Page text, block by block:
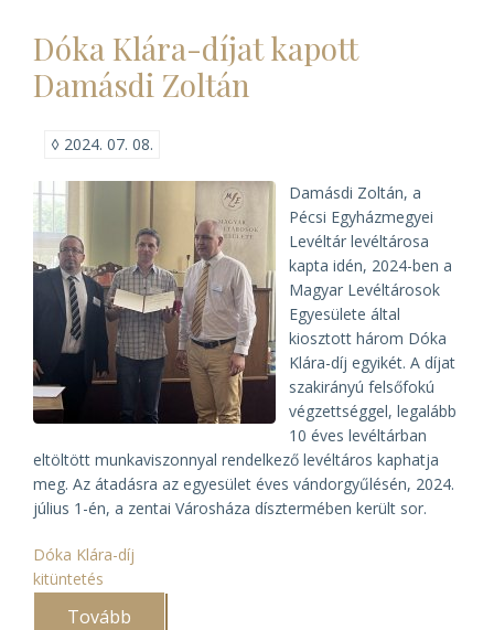
Rómában)
Dóka Klára-díjat kapott
Damásdi Zoltán
◊ 2024. 07. 08.
Damásdi Zoltán, a
Pécsi Egyházmegyei
Levéltár levéltárosa
kapta idén, 2024-ben a
Magyar Levéltárosok
Egyesülete által
kiosztott három Dóka
Klára-díj egyikét. A díjat
szakirányú felsőfokú
végzettséggel, legalább
10 éves levéltárban
eltöltött munkaviszonnyal rendelkező levéltáros kaphatja
meg. Az átadásra az egyesület éves vándorgyűlésén, 2024.
július 1-én, a zentai Városháza dísztermében került sor.
Dóka Klára-díj
kitüntetés
Tovább